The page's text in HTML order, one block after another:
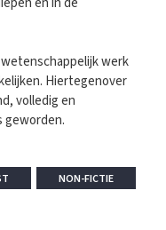
werk
Hiertegenover
volledig en
geworden.
NON-FICTIE